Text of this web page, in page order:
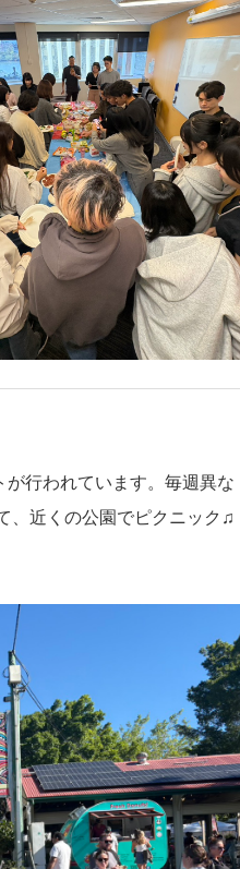
行われています。毎週異な
、近くの公園でピクニック♫